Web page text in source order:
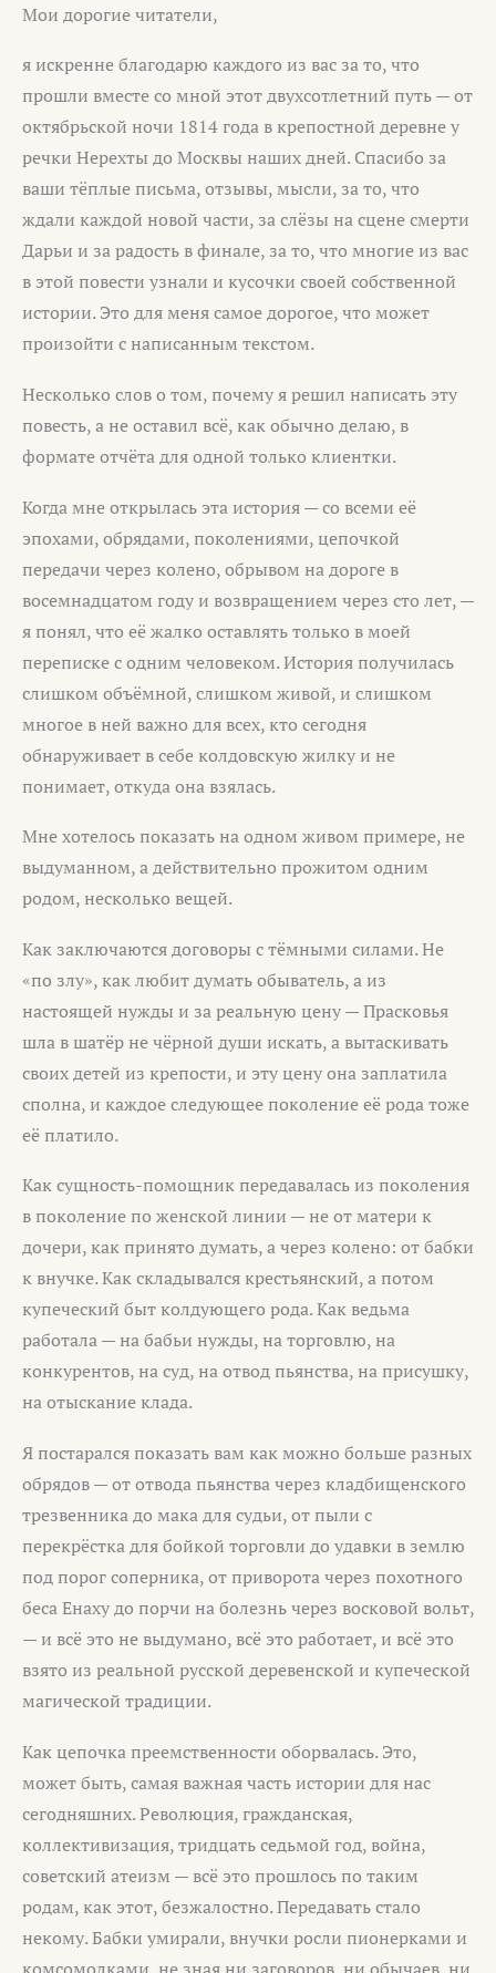
Мои дорогие читатели,
я искренне благодарю каждого из вас за то, что
прошли вместе со мной этот двухсотлетний путь — от
октябрьской ночи 1814 года в крепостной деревне у
речки Нерехты до Москвы наших дней. Спасибо за
ваши тёплые письма, отзывы, мысли, за то, что
ждали каждой новой части, за слёзы на сцене смерти
Дарьи и за радость в финале, за то, что многие из вас
в этой повести узнали и кусочки своей собственной
истории. Это для меня самое дорогое, что может
произойти с написанным текстом.
Несколько слов о том, почему я решил написать эту
повесть, а не оставил всё, как обычно делаю, в
формате отчёта для одной только клиентки.
Когда мне открылась эта история — со всеми её
эпохами, обрядами, поколениями, цепочкой
передачи через колено, обрывом на дороге в
восемнадцатом году и возвращением через сто лет, —
я понял, что её жалко оставлять только в моей
переписке с одним человеком. История получилась
слишком объёмной, слишком живой, и слишком
многое в ней важно для всех, кто сегодня
обнаруживает в себе колдовскую жилку и не
понимает, откуда она взялась.
Мне хотелось показать на одном живом примере, не
выдуманном, а действительно прожитом одним
родом, несколько вещей.
Как заключаются договоры с тёмными силами. Не
«по злу», как любит думать обыватель, а из
настоящей нужды и за реальную цену — Прасковья
шла в шатёр не чёрной души искать, а вытаскивать
своих детей из крепости, и эту цену она заплатила
сполна, и каждое следующее поколение её рода тоже
её платило.
Как сущность-помощник передавалась из поколения
в поколение по женской линии — не от матери к
дочери, как принято думать, а через колено: от бабки
к внучке. Как складывался крестьянский, а потом
купеческий быт колдующего рода. Как ведьма
работала — на бабьи нужды, на торговлю, на
конкурентов, на суд, на отвод пьянства, на присушку,
на отыскание клада.
Я постарался показать вам как можно больше разных
обрядов — от отвода пьянства через кладбищенского
трезвенника до мака для судьи, от пыли с
перекрёстка для бойкой торговли до удавки в землю
под порог соперника, от приворота через похотного
беса Енаху до порчи на болезнь через восковой вольт,
— и всё это не выдумано, всё это работает, и всё это
взято из реальной русской деревенской и купеческой
магической традиции.
Как цепочка преемственности оборвалась. Это,
может быть, самая важная часть истории для нас
сегодняшних. Революция, гражданская,
коллективизация, тридцать седьмой год, война,
советский атеизм — всё это прошлось по таким
родам, как этот, безжалостно. Передавать стало
некому. Бабки умирали, внучки росли пионерками и